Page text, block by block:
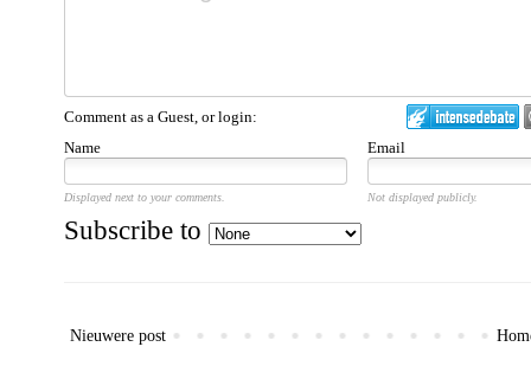
Comment as a Guest, or login:
Name
Email
Displayed next to your comments. Not displayed publicly.
Subscribe to
Nieuwere post